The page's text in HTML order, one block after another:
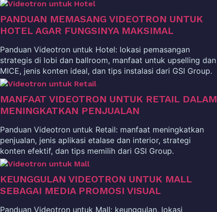
PANDUAN MEMASANG VIDEOTRON UNTUK
HOTEL AGAR FUNGSINYA MAKSIMAL
Panduan Videotron untuk Hotel: lokasi pemasangan
strategis di lobi dan ballroom, manfaat untuk upselling dan
MICE, jenis konten ideal, dan tips instalasi dari GSI Group.
MANFAAT VIDEOTRON UNTUK RETAIL DALAM
MENINGKATKAN PENJUALAN
Panduan Videotron untuk Retail: manfaat meningkatkan
penjualan, jenis aplikasi etalase dan interior, strategi
konten efektif, dan tips memilih dari GSI Group.
KEUNGGULAN VIDEOTRON UNTUK MALL
SEBAGAI MEDIA PROMOSI VISUAL
Panduan Videotron untuk Mall: keunggulan, lokasi